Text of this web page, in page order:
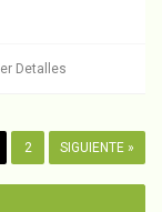
Detalles
2 SIGUIENTE »